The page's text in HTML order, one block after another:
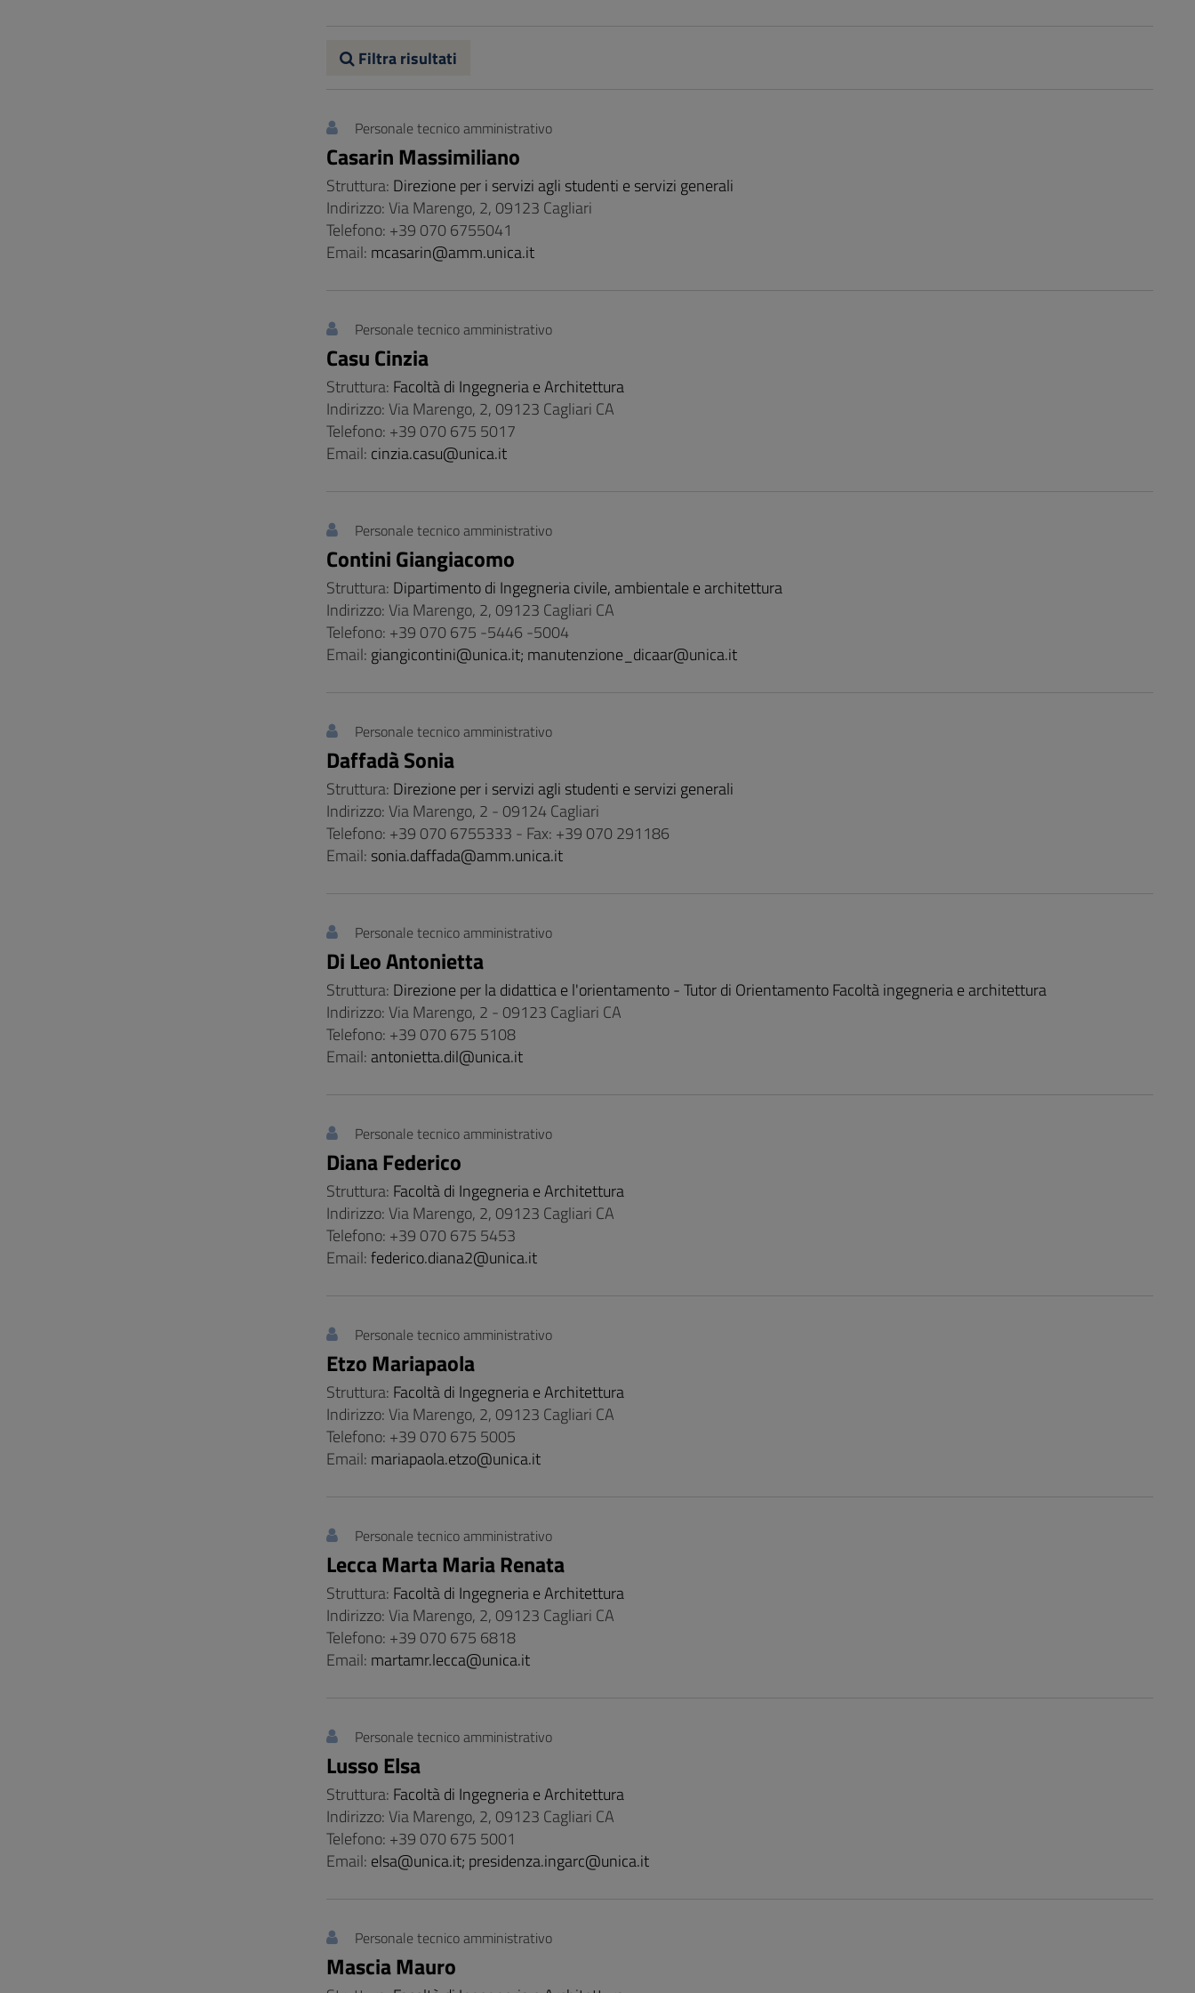
Filtra risultati
Personale tecnico amministrativo
Casarin Massimiliano
Struttura: Direzione per i servizi agli studenti e servizi generali
Indirizzo: Via Marengo, 2, 09123 Cagliari
Telefono: +39 070 6755041
Email: mcasarin@amm.unica.it
Personale tecnico amministrativo
Casu Cinzia
Struttura: Facoltà di Ingegneria e Architettura
Indirizzo: Via Marengo, 2, 09123 Cagliari CA
Telefono: +39 070 675 5017
Email: cinzia.casu@unica.it
Personale tecnico amministrativo
Contini Giangiacomo
Struttura: Dipartimento di Ingegneria civile, ambientale e architettura
Indirizzo: Via Marengo, 2, 09123 Cagliari CA
Telefono: +39 070 675 -5446 -5004
Email: giangicontini@unica.it; manutenzione_dicaar@unica.it
Personale tecnico amministrativo
Daffadà Sonia
Struttura: Direzione per i servizi agli studenti e servizi generali
Indirizzo: Via Marengo, 2 - 09124 Cagliari
Telefono: +39 070 6755333 - Fax: +39 070 291186
Email: sonia.daffada@amm.unica.it
Personale tecnico amministrativo
Di Leo Antonietta
Struttura: Direzione per la didattica e l'orientamento - Tutor di Orientamento Facoltà ingegneria e architettura
Indirizzo: Via Marengo, 2 - 09123 Cagliari CA
Telefono: +39 070 675 5108
Email: antonietta.dil@unica.it
Personale tecnico amministrativo
Diana Federico
Struttura: Facoltà di Ingegneria e Architettura
Indirizzo: Via Marengo, 2, 09123 Cagliari CA
Telefono: +39 070 675 5453
Email:federico.diana2@unica.it
Personale tecnico amministrativo
Etzo Mariapaola
Struttura: Facoltà di Ingegneria e Architettura
Indirizzo: Via Marengo, 2, 09123 Cagliari CA
Telefono: +39 070 675 5005
Email: mariapaola.etzo@unica.it
Personale tecnico amministrativo
Lecca Marta Maria Renata
Struttura: Facoltà di Ingegneria e Architettura
Indirizzo: Via Marengo, 2, 09123 Cagliari CA
Telefono: +39 070 675 6818
Email: martamr.lecca@unica.it
Personale tecnico amministrativo
Lusso Elsa
Struttura: Facoltà di Ingegneria e Architettura
Indirizzo: Via Marengo, 2, 09123 Cagliari CA
Telefono: +39 070 675 5001
Email: elsa@unica.it; presidenza.ingarc@unica.it
Personale tecnico amministrativo
Mascia Mauro